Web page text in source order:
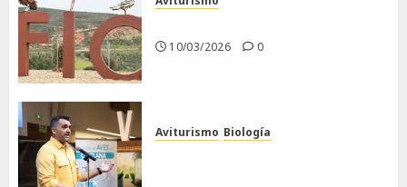
10/03/2026 0
Aviturismo Biología